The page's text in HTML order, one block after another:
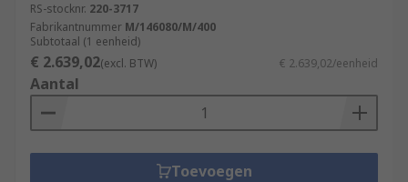
RS-stocknr. 220-3717
Fabrikantnummer M/146080/M/400
Subtotaal (1 eenheid)
€ 2.639,02(excl. BTW) € 2.639,02/eenheid
Aantal
Toevoegen